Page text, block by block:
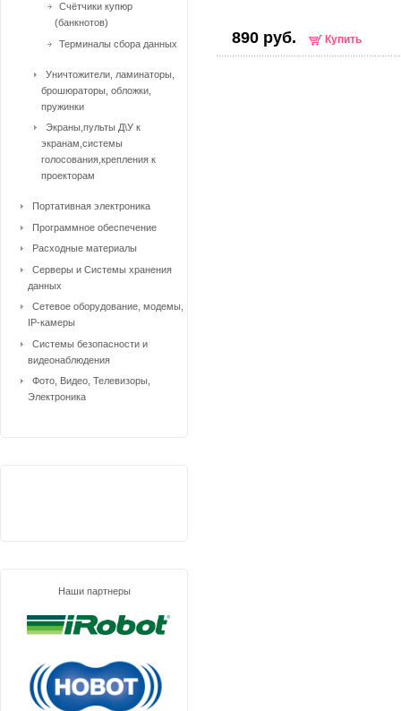
890 руб. Купить
Счётчики купюр
(банкнотов)
Терминалы сбора данных
Уничтожители, ламинаторы,
брошюраторы, обложки,
пружинки
Экраны,пульты Д\У к
экранам,системы
голосования,крепления к
проекторам
Портативная электроника
Программное обеспечение
Расходные материалы
Серверы и Системы хранения
данных
Сетевое оборудование, модемы,
IP-камеры
Системы безопасности и
видеонаблюдения
Фото, Видео, Телевизоры,
Электроника
Наши партнеры